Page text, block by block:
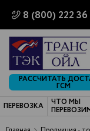
8 (800) 222 36
РАССЧИТАТЬ
ГСМ
ПЕРЕВОЗКА
ЧТО МЫ